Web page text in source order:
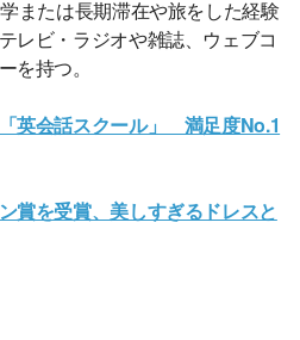
または長期滞在や旅をした経験
レビ・ラジオや雑誌、ウェブコ
を持つ。
英会話スクール」 満足度No.1
賞を受賞、美しすぎるドレスと